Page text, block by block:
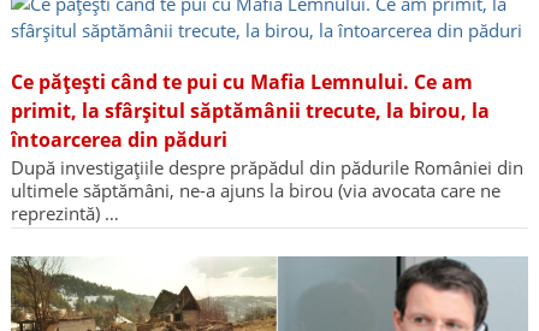
Ce pățești când te pui cu Mafia Lemnului. Ce am
primit, la sfârșitul săptămânii trecute, la birou, la
întoarcerea din păduri
După investigațiile despre prăpădul din pădurile României din
ultimele săptămâni, ne-a ajuns la birou (via avocata care ne
reprezintă) …